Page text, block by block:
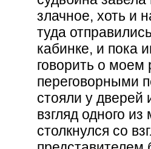
злачное, хоть и
туда
кабинке, и пока
говорить о
переговорными
стояли у дверей
взгляд одного
столкнулся со